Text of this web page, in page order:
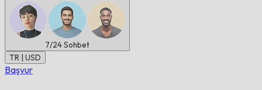
7/24Sohbet
TR | USD
Başvur